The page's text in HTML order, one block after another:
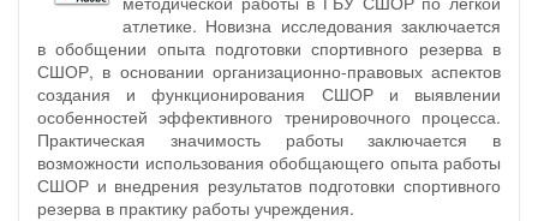
атлетике. Новизна исследования заключается
в обобщении опыта подготовки спортивного резерва в
СШОР, в основании организационно-правовых аспектов
создания и функционирования СШОР и выявлении
особенностей эффективного тренировочного процесса.
Практическая значимость работы заключается в
возможности использования обобщающего опыта работы
СШОР и внедрения результатов подготовки спортивного
резерва в практику работы учреждения.